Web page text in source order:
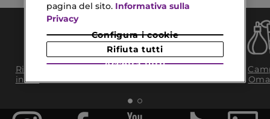
Ritiro in negozio
in 2H
Consegna Gratuita
pagina del sito. Informativa sulla
Privacy
Configura i cookie
Rifiuta tutti
Accetta tutti